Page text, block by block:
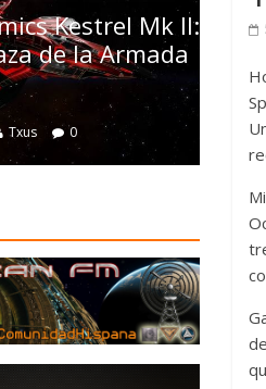
las Operations, el
Nomad y numerosas
mejoras
4 julio, 2026